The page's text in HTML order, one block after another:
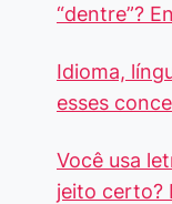
“dentre”?
Idioma,
esses
Você usa
jeito certo?